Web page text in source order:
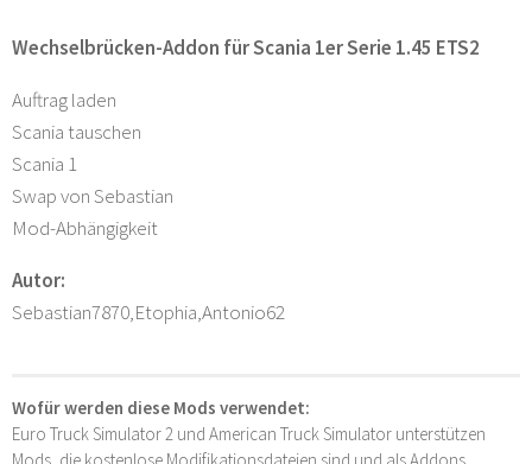
Wechselbrücken-Addon für Scania 1er Serie 1.45 ETS2
Auftrag laden
Scania tauschen
Scania 1
Swap von Sebastian
Mod-Abhängigkeit
Autor:
Sebastian7870,Etophia,Antonio62
Wofür werden diese Mods verwendet:
Euro Truck Simulator 2 und American Truck Simulator unterstützen